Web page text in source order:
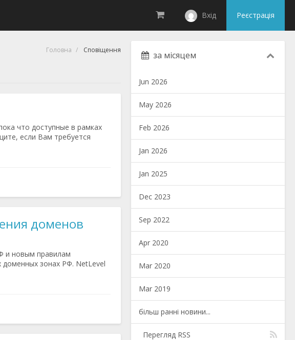
Вхід Реєстрація
Головна Сповіщення
что доступные в рамках
если Вам требуется
доменов
и новым правилам
доменных зонах РФ. NetLevel
за місяцем
Jun 2026
May 2026
Feb 2026
Jan 2026
Jan 2025
Dec 2023
Sep 2022
Apr 2020
Mar 2020
Mar 2019
більш ранні новини...
Перегляд RSS